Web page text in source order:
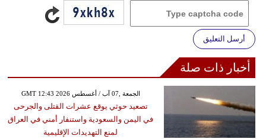
أرسل التعليق
أخبار ذات صلة
GMT 12:43 2026 الجمعة ,07 آب / أغسطس
تصعيد حوثي يوقع عشرات القتلى والجرحى
في اليمن والسعودية واستنفار أمني في العراق
لمنع التهديدات الإقليمية